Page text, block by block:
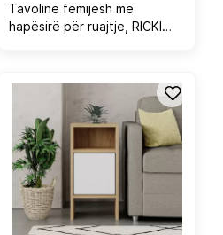
Tavolinë fëmijësh me
hapësirë për ruajtje, RICKI